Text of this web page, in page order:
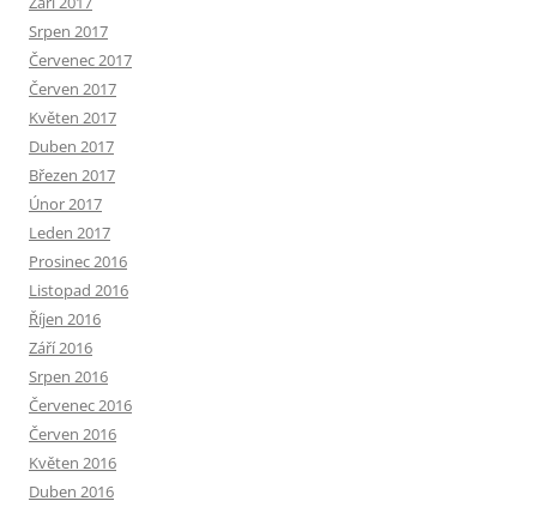
Srpen 2017
Červenec 2017
Červen 2017
Květen 2017
Duben 2017
Březen 2017
Únor 2017
Leden 2017
Prosinec 2016
Listopad 2016
Říjen 2016
Září 2016
Srpen 2016
Červenec 2016
Červen 2016
Květen 2016
Duben 2016